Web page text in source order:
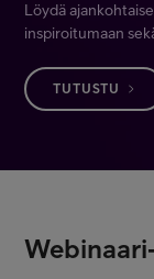
Löydä
inspiroitumaan
TUTUSTU